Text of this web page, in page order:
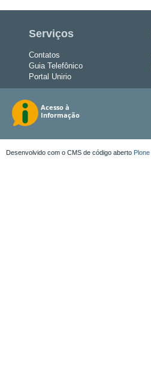
Serviços
Contatos
Guia Telefônico
Portal Unirio
Desenvolvido com o CMS de código aberto Plone